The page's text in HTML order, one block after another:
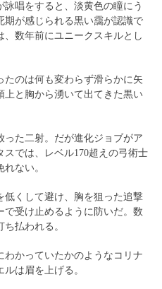
唱をすると、淡黄色の瞳にう
期が感じられる黒い靄が認識で
、数年前にユニークスキルとし
のは何も変わらず滑らかに矢
上と胸から湧いて出てきた黒い
た二射。だが進化ジョブがア
では、レベル170超えの弓術士
ない。
くして避け、胸を狙った追撃
で受け止めるように防いだ。数
払われる。
かっていたかのようなコリナ
は眉を上げる。